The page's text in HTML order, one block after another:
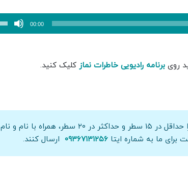
00:00
روی برنامه رادیویی خاطرات نماز کلیک کنید.
علاقمندان می‌توانند خاطرات خود را حداقل در ۱۵ سطر و حداکثر در ۲۰ سطر، همراه با نام و نام
برای ما به شماره ایتا۰۹۳۶۷۱۳۱۲۵۶ ارسال کنند.